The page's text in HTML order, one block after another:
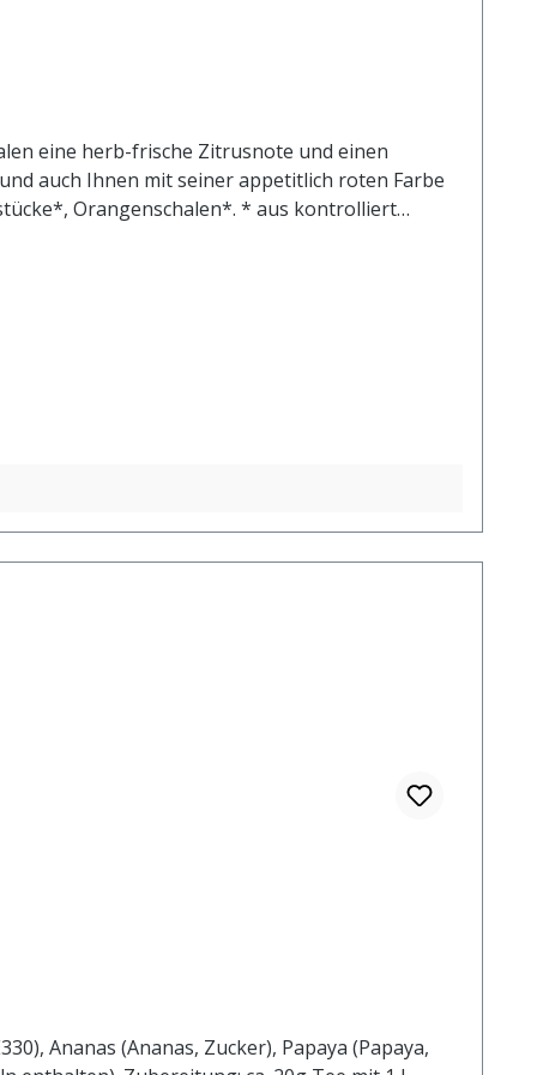
eine herb-frische Zitrusnote und einen
auch Ihnen mit seiner appetitlich roten Farbe
Orangenschalen*. * aus kontrolliert
Ananas (Ananas, Zucker), Papaya (Papaya,